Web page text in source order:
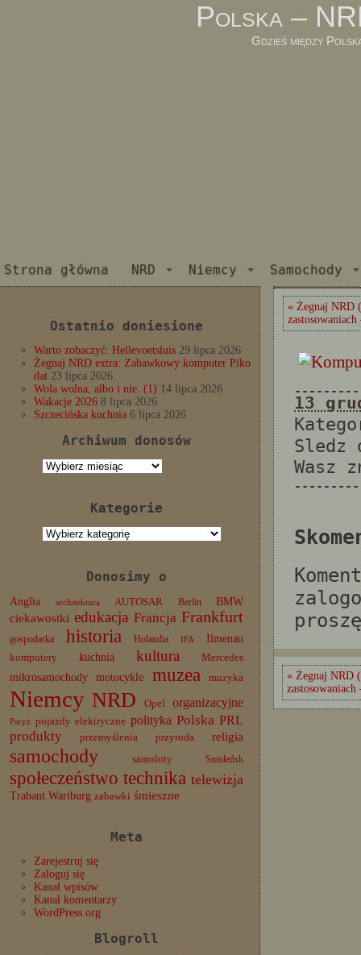
Polska –
Gdzieś między
Strona główna NRD Niemcy Samochody
Ostatnio doniesione
Warto zobaczyć: Hellevoetsluis 29 lipca 2026
Żegnaj NRD extra: Zabawkowy komputer Piko
dat 23 lipca 2026
Wola wolna, albo i nie. (1) 14 lipca 2026
Wakacje 2026 8 lipca 2026
Szczecińska kuchnia 6 lipca 2026
Archiwum donosów
Archiwum
Kategorie
Kategorie
Donosimy o
Anglia architektura AUTOSAR Berlin BMW
ciekawostki edukacja Francja Frankfurt
gospodarka historia Holandia IFA
Ilmenau
komputery
kuchnia kultura Mercedes
mikrosamochody motocykle muzea muzyka
Niemcy NRD Opel organizacyjne
Paryż pojazdy elektryczne polityka Polska PRL
produkty
przemyślenia przyroda religia
samochody samoloty Smoleńsk
społeczeństwo technika telewizja
Trabant Wartburg zabawki śmieszne
Meta
Zarejestruj się
Zaloguj się
Kanał wpisów
Kanał komentarzy
WordPress.org
Blogroll
« Żegnaj NRD
13
Sledz
Wasz
« Żegnaj NRD